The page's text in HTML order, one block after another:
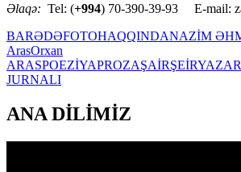
Əlaqə: Tel: (+994) 70-390-39-93 E-mail:
BARƏDƏFOTOHAQQINDANAZİM
ArasOrxan
ARASPOEZİYAPROZAŞAİRŞEİRYAZAR
JURNALI
ANA DİLİMİZ